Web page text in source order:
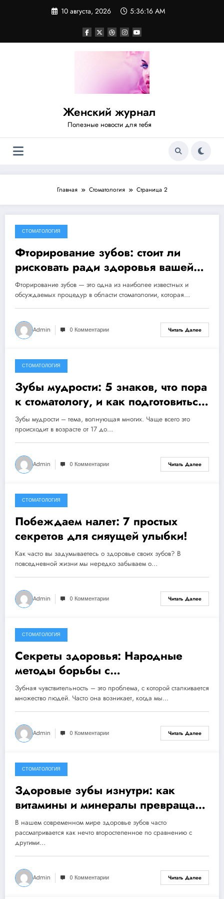
10 августа, 2026 5:36:16 AM
Женский журнал
Полезные новости для тебя
Главная Стоматология Страница 2
19 декабря, 2024
СТОМАТОЛОГИЯ
Фторирование зубов: стоит ли
рисковать ради здоровья вашей
улыбки?
Фторирование зубов — это одна из наиболее известных и
обсуждаемых процедур в области стоматологии, которая…
Admin 0 Комментарии Читать Далее
3 декабря, 2024
СТОМАТОЛОГИЯ
Зубы мудрости: 5 знаков, что пора
к стоматологу, и как подготовиться
к удалению!
Зубы мудрости – тема, волнующая многих. Чаще всего это
происходит в возрасте от 17 до…
Admin 0 Комментарии Читать Далее
19 ноября, 2024
СТОМАТОЛОГИЯ
Побеждаем налет: 7 простых
секретов для сияущей улыбки!
Как часто вы задумываетесь о здоровье своих зубов? В
повседневной жизни мы нередко забываем о…
Admin 0 Комментарии Читать Далее
3 октября, 2024
СТОМАТОЛОГИЯ
Секреты здоровья: Народные
методы борьбы с
чувствительностью зубов
Зубная чувствительность – это проблема, с которой сталкивается
множество людей. Часто она возникает, когда мы…
Admin 0 Комментарии Читать Далее
17 сентября, 2024
СТОМАТОЛОГИЯ
Здоровые зубы изнутри: как
витамины и минералы превращают
вашу улыбку в главный актив!
В нашем современном мире здоровье зубов часто
рассматривается как нечто второстепенное по сравнению с
другими…
Admin 0 Комментарии Читать Далее